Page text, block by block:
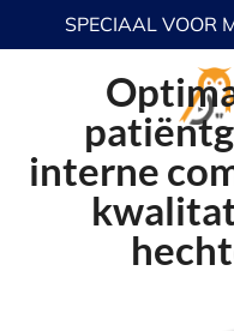
SPECIAAL VOOR
interne